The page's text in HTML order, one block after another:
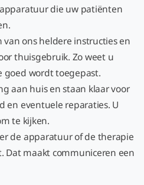
die uw patiënten
ons heldere instructies en
thuisgebruik. Zo weet u
goed wordt toegepast.
aan huis en staan klaar voor
en eventuele reparaties. U
te kijken.
de apparatuur of de therapie
Dat maakt communiceren een